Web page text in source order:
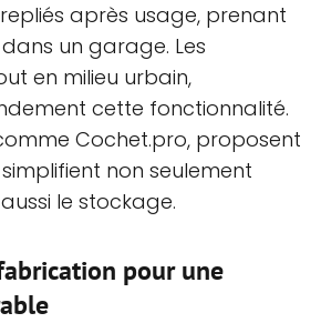
après usage, prenant
un garage. Les
en milieu urbain,
cette fonctionnalité.
Cochet.pro, proposent
non seulement
le stockage.
pour une